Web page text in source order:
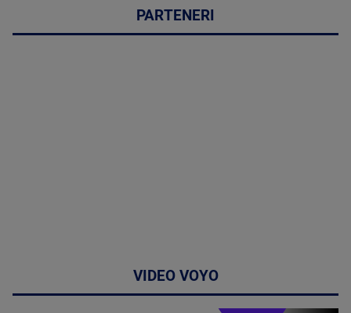
PARTENERI
VIDEO VOYO